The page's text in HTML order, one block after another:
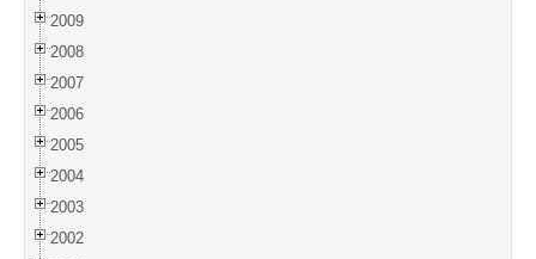
2009
2008
2007
2006
2005
2004
2003
2002